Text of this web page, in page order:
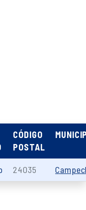
CÓDIGO
POSTAL
24035